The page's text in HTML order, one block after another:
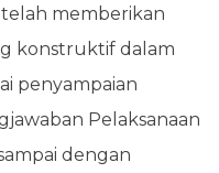
memberikan
konstruktif dalam
penyampaian
Pelaksanaan
dengan